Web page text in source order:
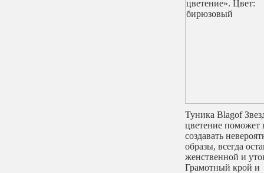
Туника Blagof
цветение поможет
создавать
образы, всегда
женственной и
Грамотный крой и